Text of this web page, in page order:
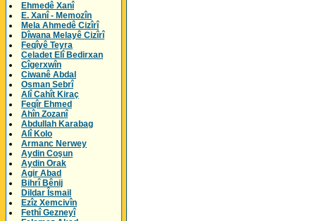
Ehmedê Xanî
E. Xanî - Memozîn
Mela Ahmedê Cizîrî
Dîwana Melayê Cizîrî
Feqîyê Teyra
Celadet Elî Bedirxan
Cîgerxwîn
Ciwanê Abdal
Osman Sebrî
Alî Cahît Kiraç
Feqîr Ehmed
Ahîn Zozanî
Abdullah Karabag
Alî Kolo
Armanc Nerwey
Aydin Coşun
Aydin Orak
Agir Abad
Bihrî Bênij
Dildar Îsmail
Ezîz Xemcivîn
Fethî Gezneyî